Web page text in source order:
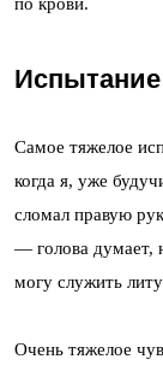
по крови.
Испытание
Самое тяжелое
когда я, уже
сломал правую
— голова думает,
могу служить
Очень тяжелое